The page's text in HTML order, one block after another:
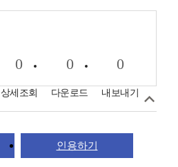
0
상세조회
0
다운로드
0
내보내기
인용하기